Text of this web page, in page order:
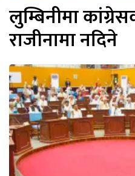
लुम्बिनीमा
राजीनामा नदिने